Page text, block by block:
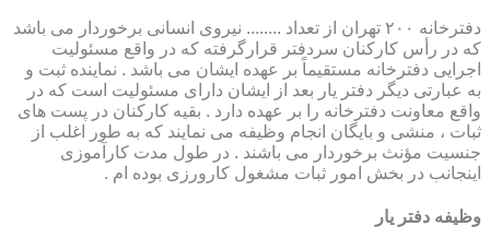
دفترخانه ۲۰۰ تهران از تعداد ........ نیروی انسانی برخوردار می باشد
که در رأس کارکنان سردفتر قرارگرفته که در واقع مسئولیت
اجرایی دفترخانه مستقیماً بر عهده ایشان می باشد . نماینده ثبت و
به عبارتی دیگر دفتر یار بعد از ایشان دارای مسئولیت است که در
واقع معاونت دفترخانه را بر عهده دارد . بقیه کارکنان در پست های
ثبات ، منشی و بایگان انجام وظیفه می نمایند که به طور اغلب از
جنسیت مؤنث برخوردار می باشند . در طول مدت کارآموزی
اینجانب در بخش امور ثبات مشغول کارورزی بوده ام .
وظیفه دفتر یار